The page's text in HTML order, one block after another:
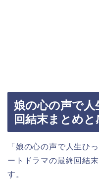
娘の心の声で
回結末まとめと
「娘の心の声で人生ひ
ートドラマの最終回結
す。